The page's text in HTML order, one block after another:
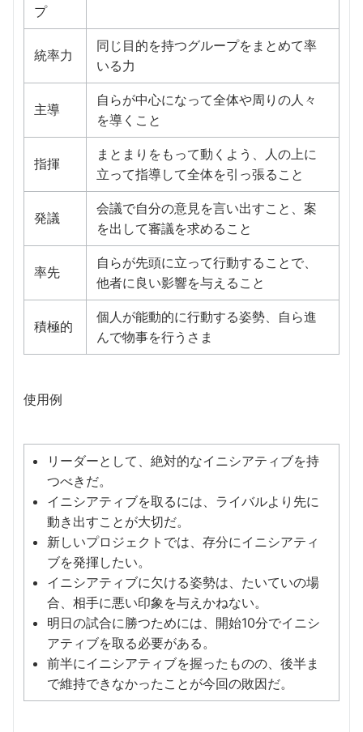
プ
統率力
同じ目的を持つグループをまとめて率
いる力
主導
自らが中心になって全体や周りの人々
を導くこと
指揮
まとまりをもって動くよう、人の上に
立って指導して全体を引っ張ること
発議
会議で自分の意見を言い出すこと、案
を出して審議を求めること
率先
自らが先頭に立って行動することで、
他者に良い影響を与えること
積極的
個人が能動的に行動する姿勢、自ら進
んで物事を行うさま
使用例
リーダーとして、絶対的なイニシアティブを持
つべきだ。
イニシアティブを取るには、ライバルより先に
動き出すことが大切だ。
新しいプロジェクトでは、存分にイニシアティ
ブを発揮したい。
イニシアティブに欠ける姿勢は、たいていの場
合、相手に悪い印象を与えかねない。
明日の試合に勝つためには、開始10分でイニシ
アティブを取る必要がある。
前半にイニシアティブを握ったものの、後半ま
で維持できなかったことが今回の敗因だ。